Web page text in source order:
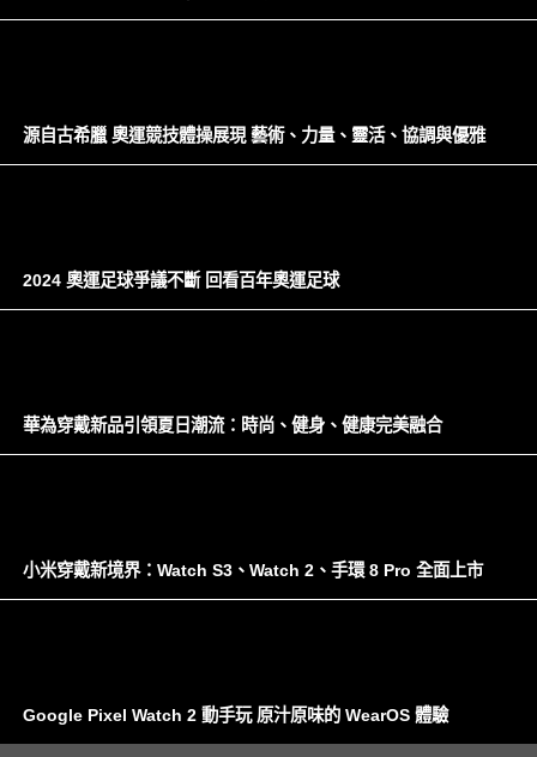
源自古希臘 奧運競技體操展現 藝術、力量、靈活、協調與優雅
2024 奧運足球爭議不斷 回看百年奧運足球
華為穿戴新品引領夏日潮流：時尚、健身、健康完美融合
小米穿戴新境界：Watch S3、Watch 2、手環 8 Pro 全面上市
Google Pixel Watch 2 動手玩 原汁原味的 WearOS 體驗